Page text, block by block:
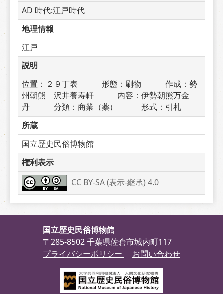
AD 時代:江戸時代
地理情報
江戸
説明
位置：２９丁表　　　形態：刷物　　　作成：勢
州朝熊　沢井養寿軒　　　内容：伊勢朝熊万金
丹　　　分類：商業（薬）　　　形式：引札
所蔵
国立歴史民俗博物館
権利表示
CC BY-SA (表示-継承) 4.0
国立歴史民俗博物館
〒285-8502 千葉県佐倉市城内町117
プライバシーポリシー
お問い合わせ